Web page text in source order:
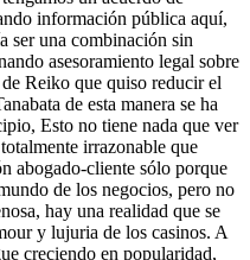
información pública aquí,
ser una combinación sin
asesoramiento legal sobre
Reiko que quiso reducir el
de esta manera se ha
Esto no tiene nada que ver
irrazonable que
abogado-cliente sólo porque
de los negocios, pero no
hay una realidad que se
y lujuria de los casinos. A
creciendo en popularidad,